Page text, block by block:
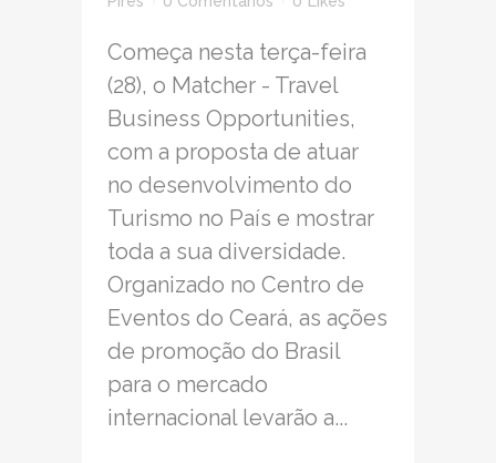
Começa nesta terça-feira
(28), o Matcher - Travel
Business Opportunities,
com a proposta de atuar
no desenvolvimento do
Turismo no País e mostrar
toda a sua diversidade.
Organizado no Centro de
Eventos do Ceará, as ações
de promoção do Brasil
para o mercado
internacional levarão a...